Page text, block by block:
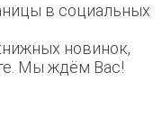
в социальных
новинок,
Мы ждём Вас!